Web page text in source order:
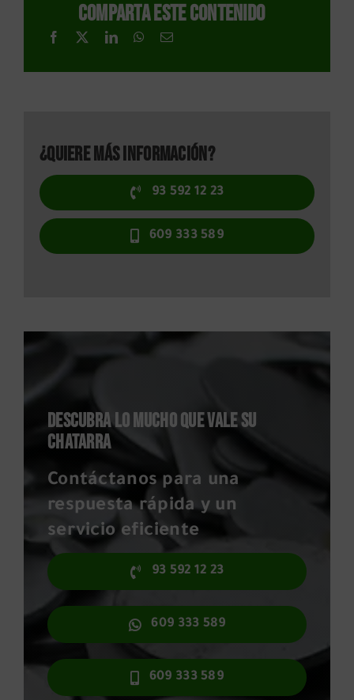
Comparta este contenido
¿Quiere más información?
93 592 12 23
609 333 589
DESCUBRA LO MUCHO QUE VALE SU
CHATARRA
Contáctanos para una
respuesta rápida y un
servicio eficiente
93 592 12 23
609 333 589
609 333 589